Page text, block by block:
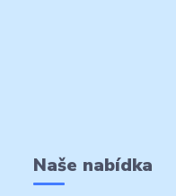
Naše nabídka